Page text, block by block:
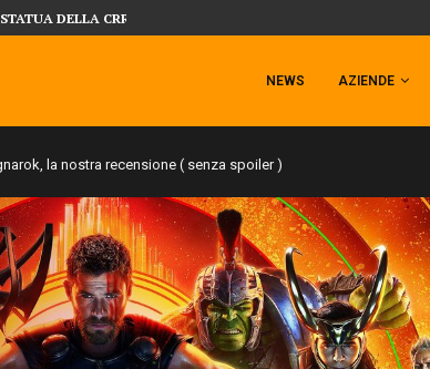
TEMPESTA TARGATA SIDESHOW!
NEWS AZIENDE
la nostra recensione ( senza spoiler )